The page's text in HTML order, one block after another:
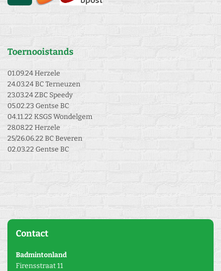
Toernooistands
01.09.24 Herzele
24.03.24 BC Terneuzen
23.03.24 ZBC Speedy
05.02.23 Gentse BC
04.11.22 KSGS Wondelgem
28.08.22 Herzele
25/26.06.22 BC Beveren
02.03.22 Gentse BC
Contact
Badmintonland
Firensstraat 11